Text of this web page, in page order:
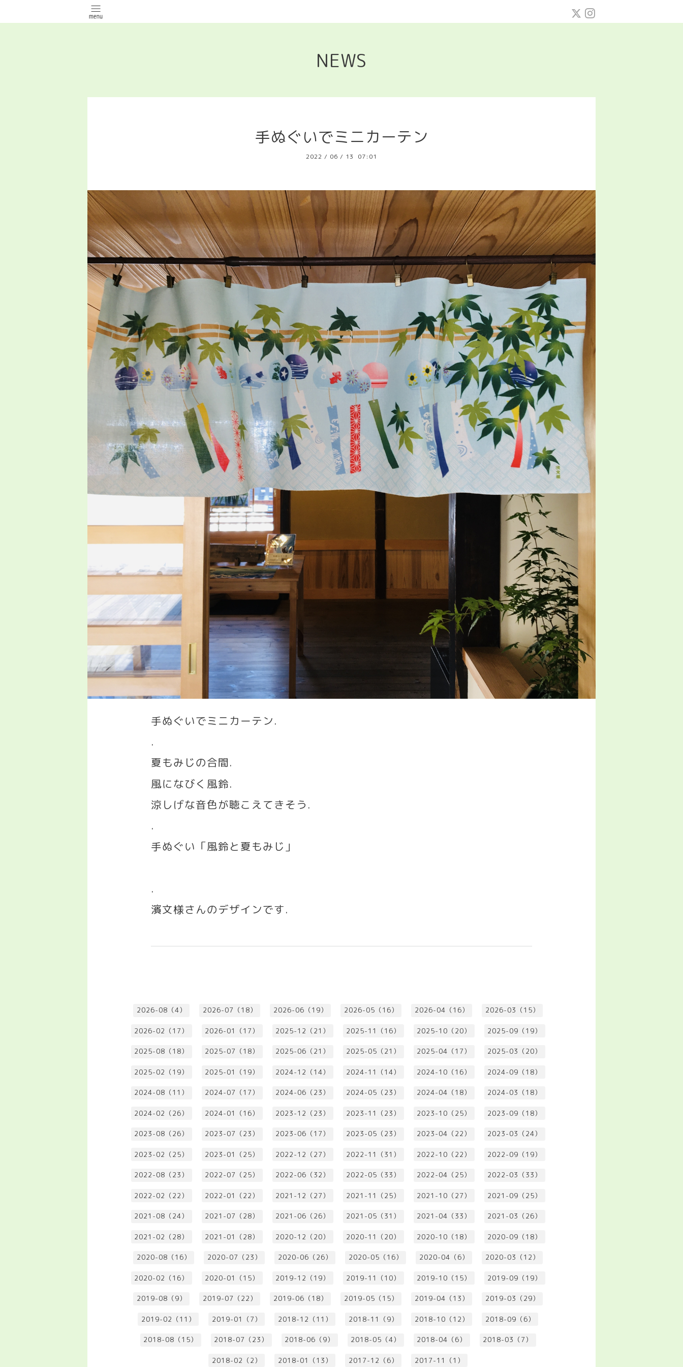
NEWS
手ぬぐいでミニカーテン
2022 / 06 / 13 07:01
手ぬぐいでミニカーテン.
.
夏もみじの合間.
風になびく風鈴.
涼しげな音色が聴こえてきそう .
.
手ぬぐい「風鈴と夏もみじ」
.
濱文様さんのデザインです.
2026-08（4） 2026-07（18） 2026-06（19） 2026-05（16） 2026-04（16） 2026-03（15）
2026-02（17） 2026-01（17） 2025-12（21） 2025-11（16） 2025-10（20） 2025-09（19）
2025-08（18） 2025-07（18） 2025-06（21） 2025-05（21） 2025-04（17） 2025-03（20）
2025-02（19） 2025-01（19） 2024-12（14） 2024-11（14） 2024-10（16） 2024-09（18）
2024-08（11） 2024-07（17） 2024-06（23） 2024-05（23） 2024-04（18） 2024-03（18）
2024-02（26） 2024-01（16） 2023-12（23） 2023-11（23） 2023-10（25） 2023-09（18）
2023-08（26） 2023-07（23） 2023-06（17） 2023-05（23） 2023-04（22） 2023-03（24）
2023-02（25） 2023-01（25） 2022-12（27） 2022-11（31） 2022-10（22） 2022-09（19）
2022-08（23） 2022-07（25） 2022-06（32） 2022-05（33） 2022-04（25） 2022-03（33）
2022-02（22） 2022-01（22） 2021-12（27） 2021-11（25） 2021-10（27） 2021-09（25）
2021-08（24） 2021-07（28） 2021-06（26） 2021-05（31） 2021-04（33） 2021-03（26）
2021-02（28） 2021-01（28） 2020-12（20） 2020-11（20） 2020-10（18） 2020-09（18）
2020-08（16） 2020-07（23） 2020-06（26） 2020-05（16） 2020-04（6） 2020-03（12）
2020-02（16） 2020-01（15） 2019-12（19） 2019-11（10） 2019-10（15） 2019-09（19）
2019-08（9） 2019-07（22） 2019-06（18） 2019-05（15） 2019-04（13） 2019-03（29）
2019-02（11） 2019-01（7） 2018-12（11） 2018-11（9） 2018-10（12） 2018-09（6）
2018-08（15） 2018-07（23） 2018-06（9） 2018-05（4） 2018-04（6） 2018-03（7）
2018-02（2） 2018-01（13） 2017-12（6） 2017-11（1）